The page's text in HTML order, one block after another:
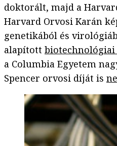
doktorált, majd a
Harvard Orvosi Karán
genetikából és
alapított
a Columbia Egyetem
Spencer orvosi díját is